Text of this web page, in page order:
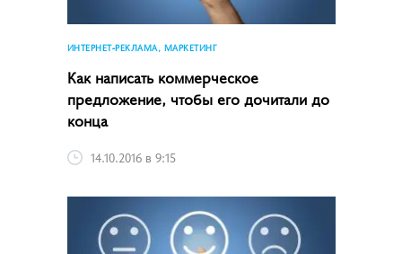
ИНТЕРНЕТ-РЕКЛАМА, МАРКЕТИНГ
Как написать коммерческое
предложение, чтобы его дочитали до
конца
14.10.2016 в 9:15